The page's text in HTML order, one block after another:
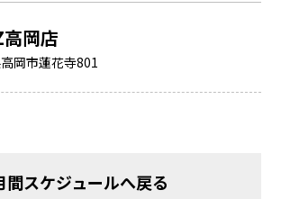
岡店
岡市蓮花寺801
間スケジュールへ戻る